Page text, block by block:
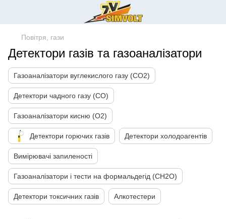
Повітря, гази
Детектори газів та газоаналізатори
Газоаналізатори вуглекислого газу (CO2)
Детектори чадного газу (СО)
Газоаналізатори кисню (О2)
Детектори горючих газів Детектори холодоагентів
Вимірювачі запиленості
Газоаналізатори і тести на формальдегід (CH2O)
Детектори токсичних газів Алкотестери